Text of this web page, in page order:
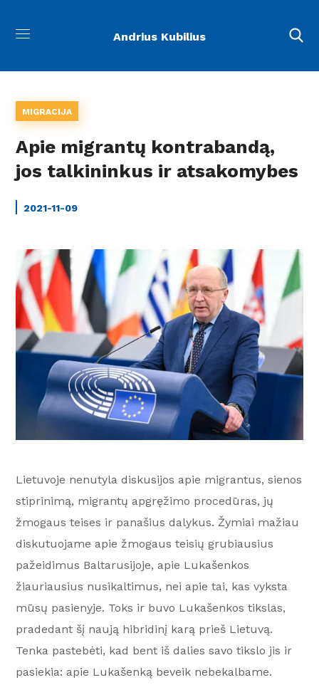
Andrius Kubilius
MIGRACIJA
Apie migrantų kontrabandą,
jos talkininkus ir atsakomybes
2021-11-09
Lietuvoje nenutyla diskusijos apie migrantus, sienos
stiprinimą, migrantų apgręžimo procedūras, jų
žmogaus teises ir panašius dalykus. Žymiai mažiau
diskutuojame apie žmogaus teisių grubiausius
pažeidimus Baltarusijoje, apie Lukašenkos
žiauriausius nusikaltimus, nei apie tai, kas vyksta
mūsų pasienyje. Toks ir buvo Lukašenkos tikslas,
pradedant šį naują hibridinį karą prieš Lietuvą.
Tenka pastebėti, kad bent iš dalies savo tikslo jis ir
pasiekia: apie Lukašenką beveik nebekalbame.